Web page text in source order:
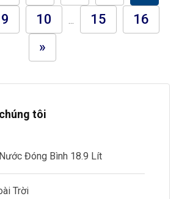
9 10 ... 15
16
»
tôi
Đóng Bình 18.9 Lít
Trời